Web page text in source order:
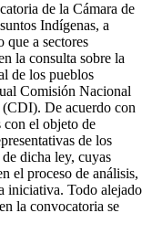
de la Cámara de
Indígenas, a
que a sectores
la consulta sobre la
de los pueblos
Comisión Nacional
(CDI). De acuerdo con
con el objeto de
de los
dicha ley, cuyas
el proceso de análisis,
iniciativa. Todo alejado
la convocatoria se